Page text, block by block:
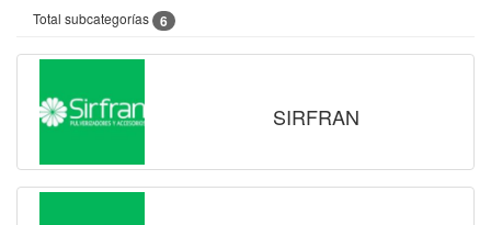
Total subcategorías 6
SIRFRAN